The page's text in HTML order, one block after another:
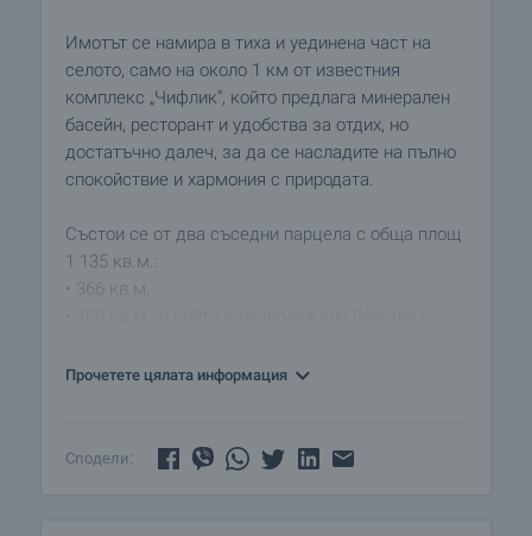
Имотът се намира в тиха и уединена част на
селото, само на около 1 км от известния
комплекс „Чифлик“, който предлага минерален
басейн, ресторант и удобства за отдих, но
достатъчно далеч, за да се насладите на пълно
спокойствие и хармония с природата.
Състои се от два съседни парцела с обща площ
1 135 кв.м.:
• 366 кв.м.
и със статут на жилищна сграда.
поставяне на алуминиева дограма и
Прочетете цялата информация
Сподели: